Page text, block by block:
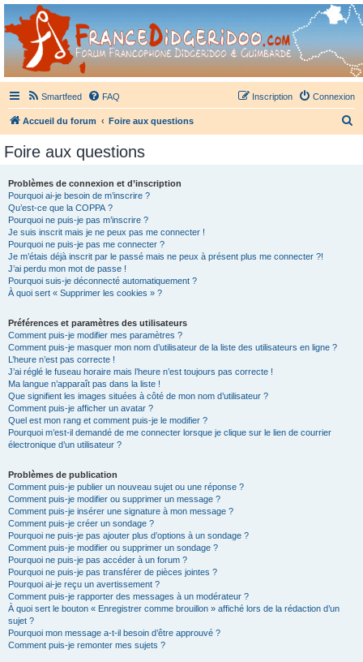
France Didgeridoo
Didgeridoo et Guimbarde sur France Didgeridoo - retrouvez la communauté.
Smartfeed FAQ Connexion
Inscription
Accueil du forum Foire aux questions
Foire aux questions
Problèmes de connexion et d’inscription
Pourquoi ai-je besoin de m’inscrire ?
Qu’est-ce que la COPPA ?
Pourquoi ne puis-je pas m’inscrire ?
Je suis inscrit mais je ne peux pas me connecter !
Pourquoi ne puis-je pas me connecter ?
Je m’étais déjà inscrit par le passé mais ne peux à présent plus me connecter ?!
J’ai perdu mon mot de passe !
Pourquoi suis-je déconnecté automatiquement ?
À quoi sert « Supprimer les cookies » ?
Préférences et paramètres des utilisateurs
Comment puis-je modifier mes paramètres ?
Comment puis-je masquer mon nom d’utilisateur de la liste des utilisateurs en ligne ?
L’heure n’est pas correcte !
J’ai réglé le fuseau horaire mais l’heure n’est toujours pas correcte !
Ma langue n’apparaît pas dans la liste !
Que signifient les images situées à côté de mon nom d’utilisateur ?
Comment puis-je afficher un avatar ?
Quel est mon rang et comment puis-je le modifier ?
Pourquoi m’est-il demandé de me connecter lorsque je clique sur le lien de courrier
électronique d’un utilisateur ?
Problèmes de publication
Comment puis-je publier un nouveau sujet ou une réponse ?
Comment puis-je modifier ou supprimer un message ?
Comment puis-je insérer une signature à mon message ?
Comment puis-je créer un sondage ?
Pourquoi ne puis-je pas ajouter plus d’options à un sondage ?
Comment puis-je modifier ou supprimer un sondage ?
Pourquoi ne puis-je pas accéder à un forum ?
Pourquoi ne puis-je pas transférer de pièces jointes ?
Pourquoi ai-je reçu un avertissement ?
Comment puis-je rapporter des messages à un modérateur ?
À quoi sert le bouton « Enregistrer comme brouillon » affiché lors de la rédaction d’un
sujet ?
Pourquoi mon message a-t-il besoin d’être approuvé ?
Comment puis-je remonter mes sujets ?